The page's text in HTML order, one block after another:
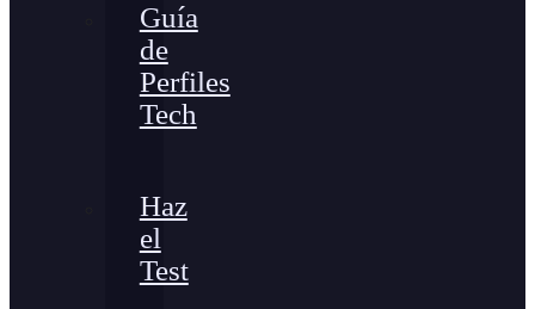
Guía
de
Perfiles
Tech
Haz
el
Test